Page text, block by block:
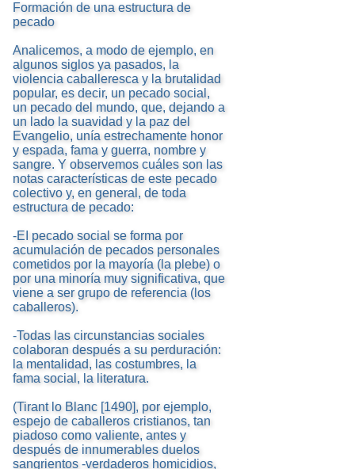
Formación de una estructura de
pecado
Analicemos, a modo de ejemplo, en
algunos siglos ya pasados, la
violencia caballeresca y la brutalidad
popular, es decir, un pecado social,
un pecado del mundo, que, dejando a
un lado la suavidad y la paz del
Evangelio, unía estrechamente honor
y espada, fama y guerra, nombre y
sangre. Y observemos cuáles son las
notas características de este pecado
colectivo y, en general, de toda
estructura de pecado:
-EI pecado social se forma por
acumulación de pecados personales
cometidos por la mayoría (la plebe) o
por una minoría muy significativa, que
viene a ser grupo de referencia (los
caballeros).
-Todas las circunstancias sociales
colaboran después a su perduración:
la mentalidad, las costumbres, la
fama social, la literatura.
(Tirant lo Blanc [1490], por ejemplo,
espejo de caballeros cristianos, tan
piadoso como valiente, antes y
después de innumerables duelos
sangrientos -verdaderos homicidios,